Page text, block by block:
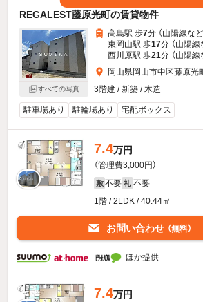
REGALEST藤原光町の賃貸物件
すべての写真
高島駅 歩7分 （山陽線など
東岡山駅 歩17分 （山陽線
西川原駅 歩21分 （山陽線
岡山県岡山市中区藤原光
3階建 / 新築 / 木造
駐車場あり 駐輪場あり 宅配ボックス
7.4万円
（管理費3,000円）
敷 不要 礼 不要
1階 / 2LDK / 40.44㎡
お問い合わせ （無料）
ほか提供
7.4万円